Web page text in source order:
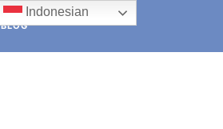
BLOG
Indonesian